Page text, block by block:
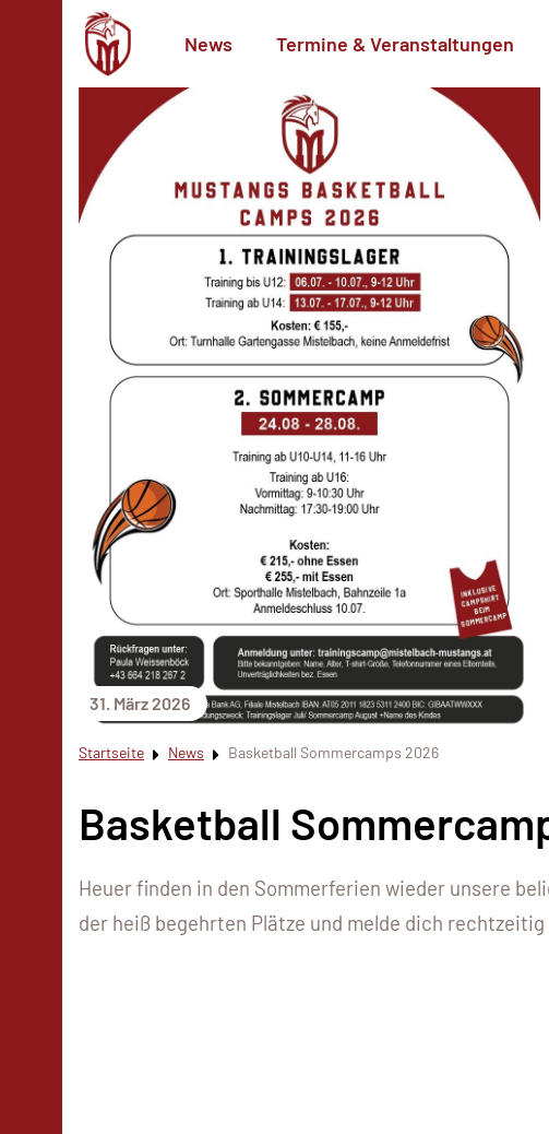
News Termine & Veranstaltungen
31. März 2026
Startseite News Basketball Sommercamps 2026
Basketball
Heuer finden in den Sommerferien wieder unsere
der heiß begehrten Plätze und melde dich rechtzeitig